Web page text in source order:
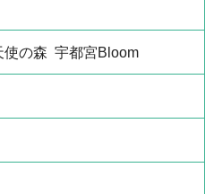
の森 宇都宮Bloom